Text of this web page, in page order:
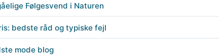
Følgesvend i Naturen
bedste råd og typiske fejl
mode blog